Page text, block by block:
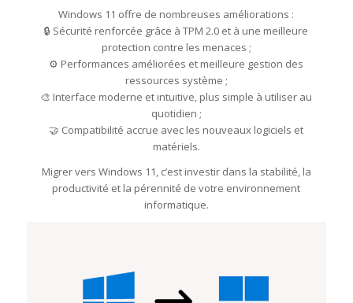
Windows 11 offre de nombreuses améliorations :
🔒 Sécurité renforcée grâce à TPM 2.0 et à une meilleure
protection contre les menaces ;
⚙️ Performances améliorées et meilleure gestion des
ressources système ;
🎨 Interface moderne et intuitive, plus simple à utiliser au
quotidien ;
🤝 Compatibilité accrue avec les nouveaux logiciels et
matériels.
Migrer vers Windows 11, c’est investir dans la stabilité, la
productivité et la pérennité de votre environnement
informatique.